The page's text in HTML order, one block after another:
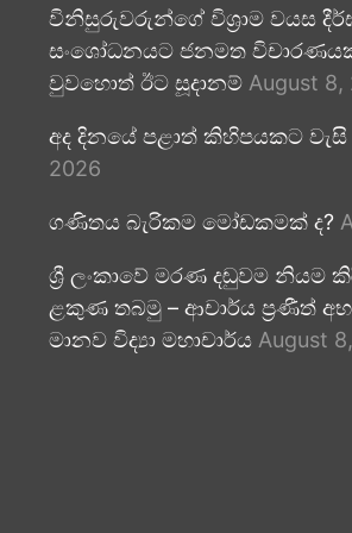
විනිසුරුවරුන්ගේ විශ්‍රාම වයස
සංශෝධනයට ජනමත
වුවහොත් ඊට සූදානම් August 8,
අද දිනයේ පළාත් කිහිපයකට වැසි
2026
ගණිතය බැරිකම මෝඩකමක් ද?
ශ්‍රී ලංකාවේ මරණ දඬුවම නියම
ළකුණ තබමු – ආචාර්ය ප්‍රණීත්
මානව විද්‍යා මහාචාර්ය August